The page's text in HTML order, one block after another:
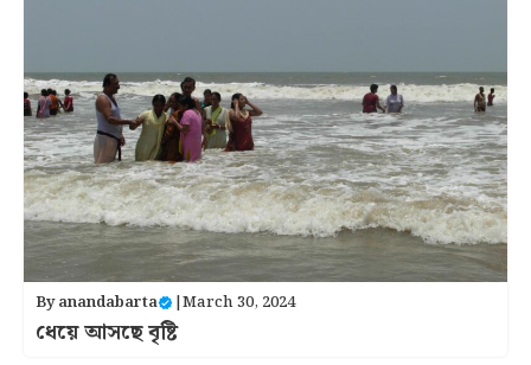
Byanandabarta |March 30, 2024
ধেয়ে আসছে বৃষ্টি